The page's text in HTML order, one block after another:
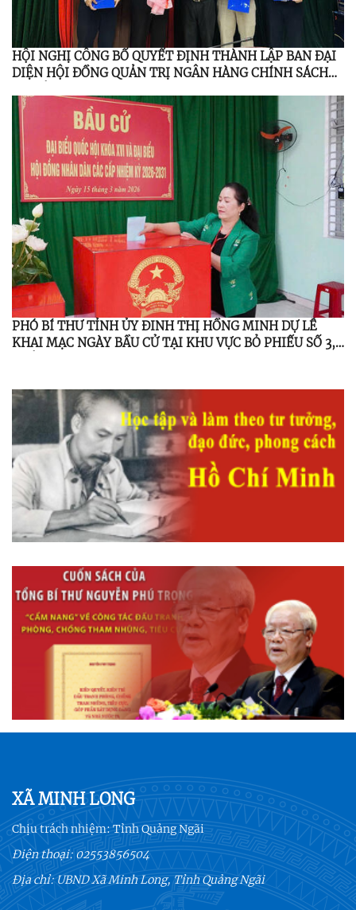
HỘI NGHỊ CÔNG BỐ QUYẾT ĐỊNH THÀNH LẬP BAN ĐẠI
DIỆN HỘI ĐỒNG QUẢN TRỊ NGÂN HÀNG CHÍNH SÁCH
PHÓ BÍ THƯ TỈNH ỦY ĐINH THỊ HỒNG MINH DỰ LỄ
KHAI MẠC NGÀY BẦU CỬ TẠI KHU VỰC BỎ PHIẾU SỐ 3,
XÃ MINH LONG
Chịu trách nhiệm:Tỉnh Quảng Ngãi
Điện thoại:02553856504
Địa chỉ: UBND Xã Minh Long, Tỉnh Quảng Ngãi